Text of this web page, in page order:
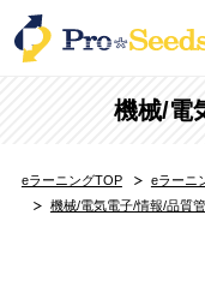
機械/電
eラーニングTOP eラーニ
機械/電気電子/情報/品質